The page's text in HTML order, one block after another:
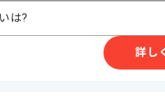
回数
人数
1人
2026/05/08
は?
詳し